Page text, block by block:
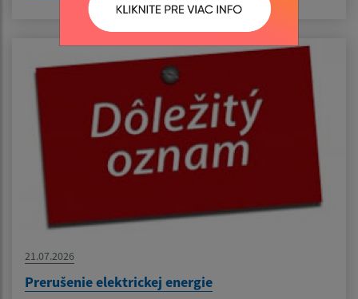
21.07.2026
Prerušenie elektrickej energie